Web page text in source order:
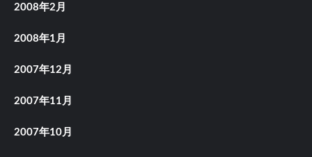
2008年2月
2008年1月
2007年12月
2007年11月
2007年10月